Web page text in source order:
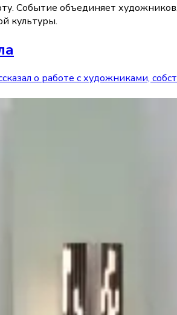
Событие объединяет
культуры.
о работе с художниками,